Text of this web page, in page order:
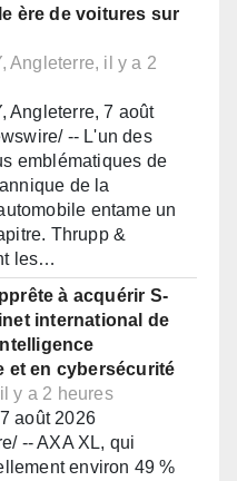
ère de voitures sur
Angleterre, il y a 2
Angleterre, 7 août
-- L'un des
emblématiques de
de la
entame un
Thrupp &
les…
à acquérir S-
international de
et en cybersécurité
y a 2 heures
août 2026
-- AXA XL, qui
environ 49 %